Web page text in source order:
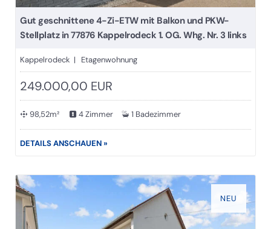
Gut geschnittene 4-Zi-ETW mit Balkon und PKW-
Stellplatz in 77876 Kappelrodeck 1. OG. Whg. Nr. 3 links
Kappelrodeck | Etagenwohnung
249.000,00 EUR
98,52m² 4 Zimmer 1 Badezimmer
DETAILS ANSCHAUEN »
NEU